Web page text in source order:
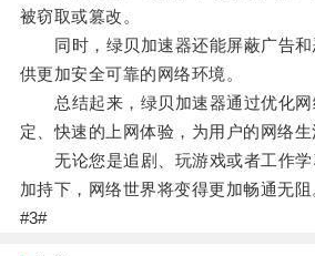
被窃取或篡改。
同时，绿贝加速器还能屏蔽广告和
供更加安全可靠的网络环境。
总结起来，绿贝加速器通过优化网
定、快速的上网体验，为用户的网络生
无论您是追剧、玩游戏或者工作学
加持下，网络世界将变得更加畅通无阻
#3#